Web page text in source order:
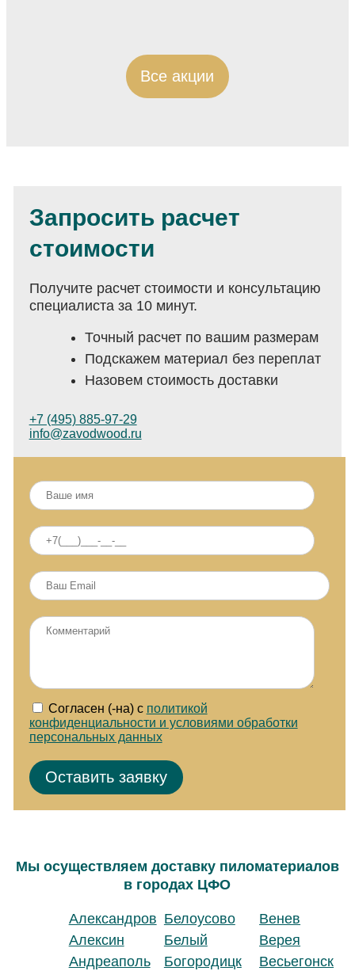
Все акции
Запросить расчет
стоимости
Получите расчет стоимости и консультацию
специалиста за 10 минут.
Точный расчет по вашим размерам
Подскажем материал без переплат
Назовем стоимость доставки
+7 (495) 885-97-29
info@zavodwood.ru
Согласен (-на) с политикой
конфиденциальности и условиями обработки
персональных данных
Мы осуществляем доставку пиломатериалов
в городах ЦФО
Александров
Алексин
Андреаполь
Белоусово
Белый
Богородицк
Венев
Верея
Весьегонск